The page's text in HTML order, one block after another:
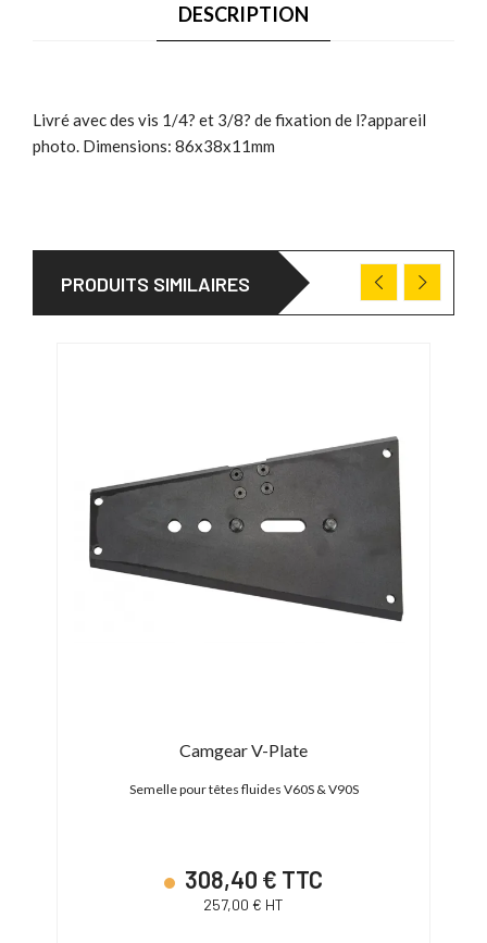
DESCRIPTION
Livré avec des vis 1/4? et 3/8? de fixation de l?appareil
photo. Dimensions: 86x38x11mm
PRODUITS SIMILAIRES
Camgear V-Plate
Semelle pour têtes fluides V60S & V90S
308,40 € TTC
257,00 € HT